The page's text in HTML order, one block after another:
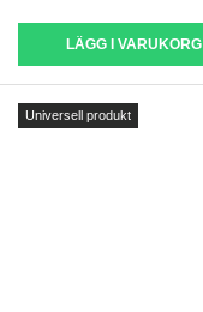
LÄGG I VARUKORG
Universell produkt